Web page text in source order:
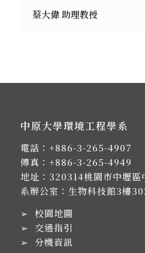
蔡大偉 助理教授
中原大學環境工程學系
電話： +886-3-265-4907
傳真：+886-3-265-4949
地址： 320314桃園市中壢區
系辦公室：生物科技館3樓
➢ 校園地圖
➢ 交通指引
➢ 分機資訊